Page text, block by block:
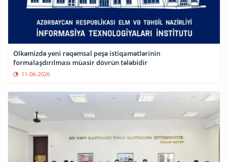
Ölkəmizdə yeni rəqəmsal peşə istiqamətlərinin
formalaşdırılması müasir dövrün tələbidir
11-06-2026